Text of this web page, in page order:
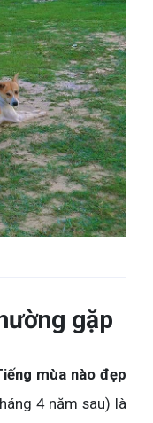
gặp
mùa nào đẹp
4 năm sau) là